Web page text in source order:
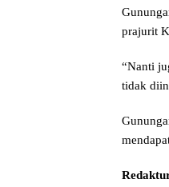
prajurit
“Nanti
tidak